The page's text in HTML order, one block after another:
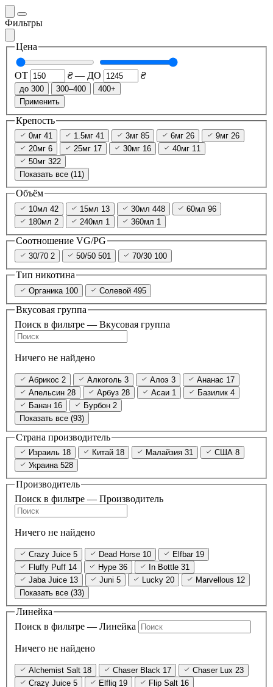
Фильтры
Цена
ОТ ₴ — ДО ₴
до 300 300–400
400+
Применить
Крепость
0мг 41 1.5мг 41 3мг 85 6мг 26 9мг 26
20мг 6 25мг 17 30мг 16 40мг 11
50мг 322
Показать все (11)
Объём
10мл 42 15мл 13 30мл 448 60мл 96
180мл 2 240мл 1 360мл 1
Соотношение VG/PG
30/70 2 50/50 501 70/30 100
Тип никотина
Органика 100 Солевой 495
Вкусовая группа
Поиск в фильтре — Вкусовая группа
Ничего не найдено
Абрикос 2 Алкоголь 3 Алоэ 3 Ананас 17
Апельсин 28 Арбуз 28 Асаи 1 Базилик 4
Банан 16 Бурбон 2
Показать все (93)
Страна производитель
Израиль 18 Китай 18 Малайзия 31 США 8
Украина 528
Производитель
Поиск в фильтре — Производитель
Ничего не найдено
Crazy Juice 5 Dead Horse 10 Elfbar 19
Fluffy Puff 14 Hype 36 In Bottle 31
Jaba Juice 13 Juni 5 Lucky 20 Marvellous 12
Показать все (33)
Линейка
Поиск в фильтре — Линейка
Ничего не найдено
Alchemist Salt 18 Chaser Black 17 Chaser Lux 23
Crazy Juice 5 Elfliq 19 Flip Salt 16